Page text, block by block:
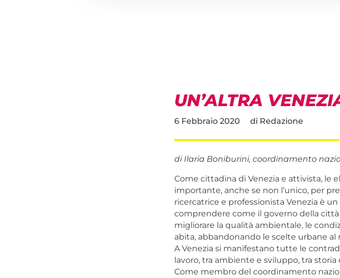
UN’ALTRA
6 Febbraio 2020 di Redazione
di Ilaria Boniburini, coordinamento
Come cittadina di Venezia e attivista, le
importante, anche se non l’unico, per
ricercatrice e professionista Venezia è
comprendere come il governo della
migliorare la qualità ambientale, le
abita, abbandonando le scelte urbane al
A Venezia si manifestano tutte le
lavoro, tra ambiente e sviluppo, tra
Come membro del coordinamento